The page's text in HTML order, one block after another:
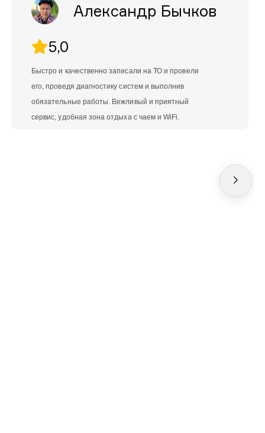
Александр Бычков
5,0
Быстро и качественно записали на ТО и провели
его, проведя диагностику систем и выполнив
обязательные работы. Вежливый и приятный
сервис, удобная зона отдыха с чаем и WiFi.